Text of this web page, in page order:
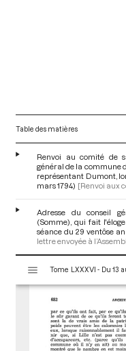
Table des matières
Renvoi au comité de
général de la commune
représentant Dumont,
mars 1794) [Renvoi aux
Adresse du conseil
(Somme), qui fait
séance du 29 ventôse
lettre envoyée à
s
Tome LXXXVI - Du 13